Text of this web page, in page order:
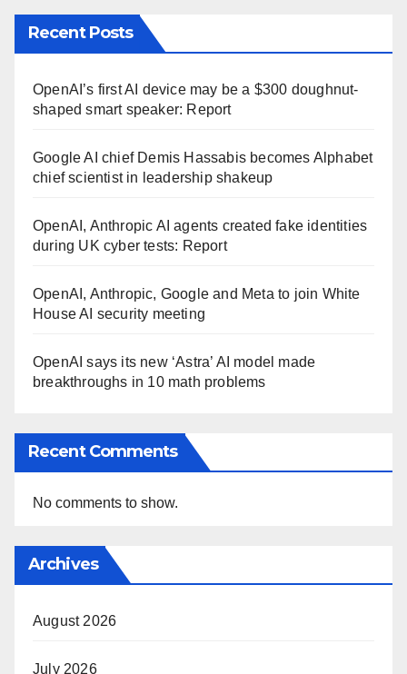
Recent Posts
OpenAI’s first AI device may be a $300 doughnut-
shaped smart speaker: Report
Google AI chief Demis Hassabis becomes Alphabet
chief scientist in leadership shakeup
OpenAI, Anthropic AI agents created fake identities
during UK cyber tests: Report
OpenAI, Anthropic, Google and Meta to join White
House AI security meeting
OpenAI says its new ‘Astra’ AI model made
breakthroughs in 10 math problems
Recent Comments
No comments to show.
Archives
August 2026
July 2026